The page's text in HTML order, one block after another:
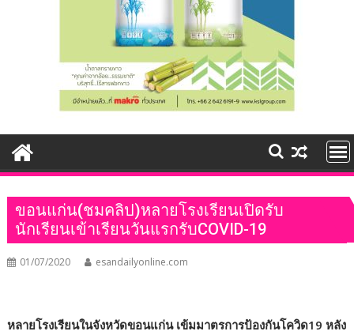
ขอนแก่น(ชมคลิป)หลายโรงเรียนเปิดรับ
นักเรียนเข้าเรียนวันแรกรับCOVID-19
01/07/2020 esandailyonline.com
หลายโรงเรียนในจังหวัดขอนแก่น เข้มมาตรการป้องกันโควิด19หลัง